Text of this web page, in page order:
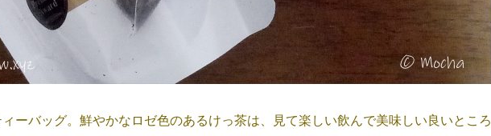
ーバッグ。鮮やかなロゼ色のあるけっ茶は、見て楽しい飲んで美味しい良いところ